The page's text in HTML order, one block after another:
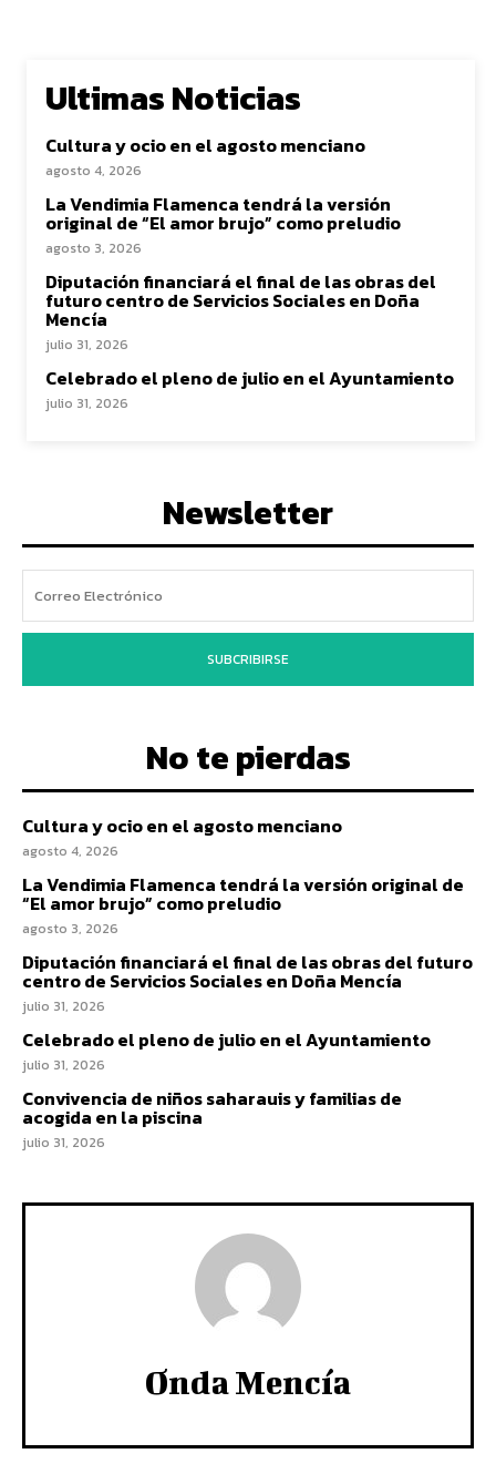
Ultimas Noticias
Cultura y ocio en el agosto menciano
agosto 4, 2026
La Vendimia Flamenca tendrá la versión
original de “El amor brujo” como preludio
agosto 3, 2026
Diputación financiará el final de las obras del
futuro centro de Servicios Sociales en Doña
Mencía
julio 31, 2026
Celebrado el pleno de julio en el Ayuntamiento
julio 31, 2026
Newsletter
SUBCRIBIRSE
No te pierdas
Cultura y ocio en el agosto menciano
agosto 4, 2026
La Vendimia Flamenca tendrá la versión original de
“El amor brujo” como preludio
agosto 3, 2026
Diputación financiará el final de las obras del futuro
centro de Servicios Sociales en Doña Mencía
julio 31, 2026
Celebrado el pleno de julio en el Ayuntamiento
julio 31, 2026
Convivencia de niños saharauis y familias de
acogida en la piscina
julio 31, 2026
Onda Mencía